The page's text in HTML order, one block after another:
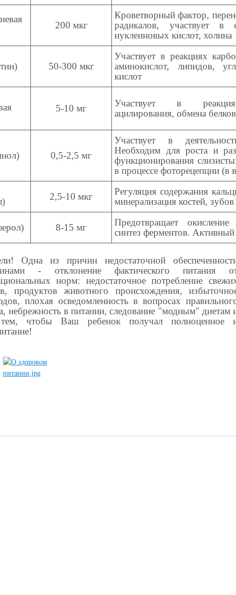
200 мкг
Кроветворный фактор,
радикалов, участвует в
нуклеиновых кислот, холина
50-300 мкг
Участвует в реакциях
аминокислот, липидов,
кислот
5-10 мг
Участвует в
ацилирования, обмена
0,5-2,5 мг
Участвует в
Необходим для роста и
функционирования
в процессе фоторецепции (в
2,5-10 мкг
Регуляция содержания
минерализация костей, зубов
8-15 мг
Предотвращает
синтез ферментов. Активный
Одна из причин недостаточной
- отклонение фактического питания
норм: недостаточное потребление
продуктов животного происхождения,
плохая осведомленность в вопросах
небрежность в питании, следование "модным" диетам
чтобы Ваш ребенок получал полноценное